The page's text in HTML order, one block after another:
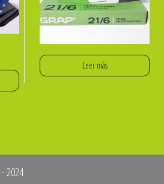
Leer más
- 2024